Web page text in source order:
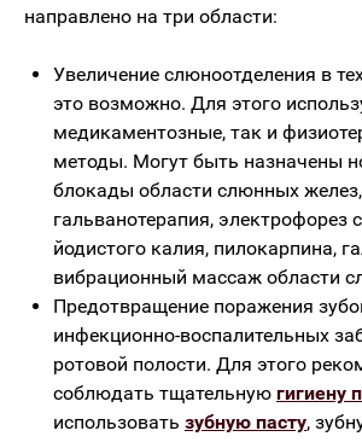
направлено на три области:
Увеличение слюноотделения в
это возможно. Для этого
медикаментозные, так и
методы. Могут быть назначены
блокады области слюнных желез,
гальванотерапия, электрофорез
йодистого калия, пилокарпина,
вибрационный массаж области
Предотвращение поражения
инфекционно-воспалительных
ротовой полости. Для этого
соблюдать тщательную гигиену
использовать зубную пасту,